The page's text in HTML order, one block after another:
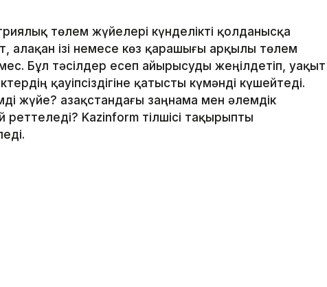
төлем жүйелері күнделікті қолданысқа
алақан ізі немесе көз қарашығы арқылы төлем
Бұл тәсілдер есеп айырысуды жеңілдетіп, уақыт
қауіпсіздігіне қатысты күмәнді күшейтеді.
жүйе? Қазақстандағы заңнама мен әлемдік
Kazinform тілшісі тақырыпты